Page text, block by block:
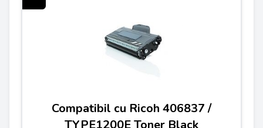
Compatibil cu Ricoh 406837 /
TYPE1200E Toner Black